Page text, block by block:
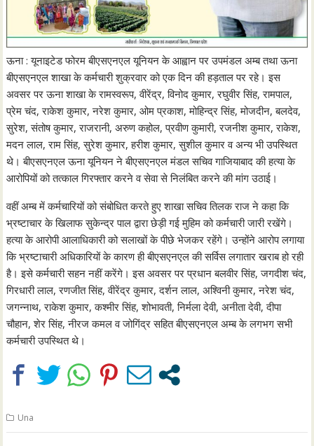
ऊना : यूनाइटेड फोरम बीएसएनएल यूनियन के आह्वान पर उपमंडल अम्ब तथा ऊना
बीएसएनएल शाखा के कर्मचारी शुक्रवार को एक दिन की हड़ताल पर रहे। इस
अवसर पर ऊना शाखा के रामस्वरूप, वीरेंद्र, विनोद कुमार, रघुवीर सिंह, रामपाल,
प्रेम चंद, राकेश कुमार, नरेश कुमार, ओम प्रकाश, मोहिन्द्र सिंह, मोजदीन, बलदेव,
सुरेश, संतोष कुमार, राजरानी, अरुण कहोल, प्रवीण कुमारी, रजनीश कुमार, राकेश,
मदन लाल, राम सिंह, सुरेश कुमार, हरीश कुमार, सुशील कुमार व अन्य भी उपस्थित
थे। बीएसएनएल ऊना यूनियन ने बीएसएनएल मंडल सचिव गाजियाबाद की हत्या के
आरोपियों को तत्काल गिरफ्तार करने व सेवा से निलंबित करने की मांग उठाई।
वहीं अम्ब में कर्मचारियों को संबोधित करते हुए शाखा सचिव तिलक राज ने कहा कि
भ्रष्टाचार के खिलाफ सुकेन्द्र पाल द्वारा छेड़ी गई मुहिम को कर्मचारी जारी रखेंगे।
हत्या के आरोपी आलाधिकारी को सलाखों के पीछे भेजकर रहेंगे। उन्होंने आरोप लगाया
कि भ्रष्टाचारी अधिकारियों के कारण ही बीएसएनएल की सर्विस लगातार खराब हो रही
है। इसे कर्मचारी सहन नहीं करेंगे। इस अवसर पर प्रधान बलवीर सिंह, जगदीश चंद,
गिरधारी लाल, रणजीत सिंह, वीरेंद्र कुमार, दर्शन लाल, अश्विनी कुमार, नरेश चंद,
जगन्नाथ, राकेश कुमार, कश्मीर सिंह, शोभावती, निर्मला देवी, अनीता देवी, दीपा
चौहान, शेर सिंह, नीरज कमल व जोगिंद्र सहित बीएसएनएल अम्ब के लगभग सभी
कर्मचारी उपस्थित थे।
Una